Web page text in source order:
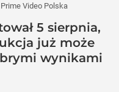
Prime Video Polska
5 sierpnia,
już może
wynikami